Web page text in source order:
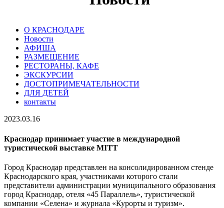
О КРАСНОДАРЕ
Новости
АФИША
РАЗМЕЩЕНИЕ
РЕСТОРАНЫ, КАФЕ
ЭКСКУРСИИ
ДОСТОПРИМЕЧАТЕЛЬНОСТИ
ДЛЯ ДЕТЕЙ
контакты
2023.03.16
Краснодар принимает участие в международной
туристической выставке MITT
Город Краснодар представлен на консолидированном стенде
Краснодарского края, участниками которого стали
представители администрации муниципального образования
город Краснодар, отеля «45 Параллель», туристической
компании «Селена» и журнала «Курорты и туризм».